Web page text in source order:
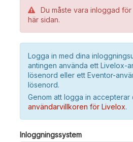
Du måste vara inloggad
här sidan.
Logga in med dina
antingen använda ett Livelox-
lösenord eller ett Eventor-
lösenord.
Genom att logga in accepterar
användarvillkoren för Livelox.
Inloggningssystem